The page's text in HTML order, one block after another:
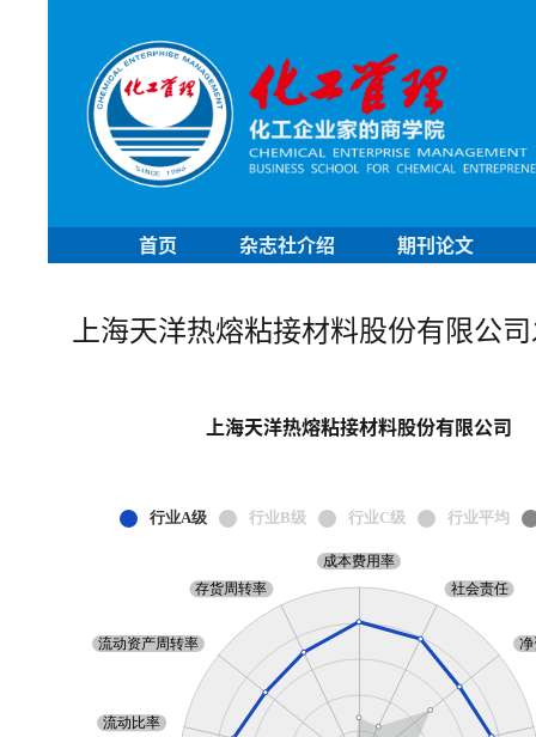
首页 杂志社介绍 期刊论文
上海天洋热熔粘接材料股份有限公
上海天洋热熔粘接材料股份有限公司